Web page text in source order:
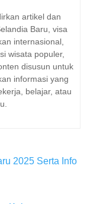
artikel dan
Baru, visa
internasional,
wisata populer,
disusun untuk
informasi yang
belajar, atau
2025 Serta Info